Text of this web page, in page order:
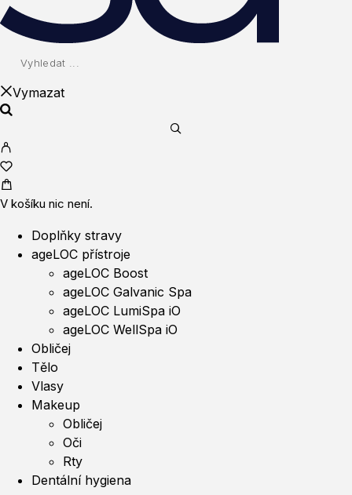
Vymazat
V košíku nic není.
Doplňky stravy
ageLOC přístroje
ageLOC Boost
ageLOC Galvanic Spa
ageLOC LumiSpa iO
ageLOC WellSpa iO
Obličej
Tělo
Vlasy
Makeup
Obličej
Oči
Rty
Dentální hygiena